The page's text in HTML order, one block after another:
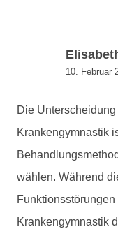
10. Februar
Die
Krankengymnastik
wählen. Während
Krankengymnastik